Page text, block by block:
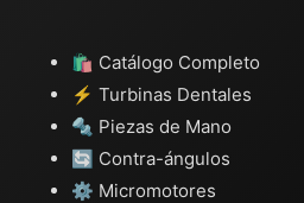
🛍️ Catálogo Completo
⚡ Turbinas Dentales
🔩 Piezas de Mano
🔄 Contra-ángulos
⚙️ Micromotores